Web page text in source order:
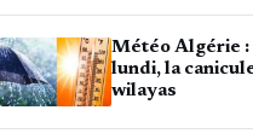
Météo Algérie :
lundi, la
wilayas